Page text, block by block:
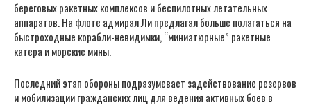
береговых ракетных комплексов и беспилотных летательных
аппаратов. На флоте адмирал Ли предлагал больше полагаться на
быстроходные корабли-невидимки, “миниатюрные” ракетные
катера и морские мины.
Последний этап обороны подразумевает задействование резервов
и мобилизации гражданских лиц для ведения активных боев в